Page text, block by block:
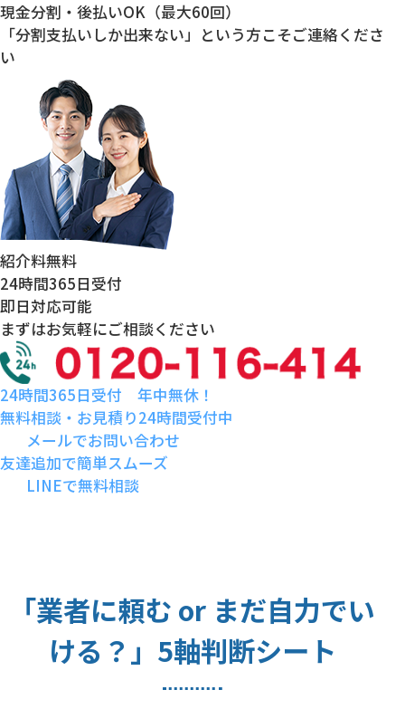
現金分割・後払いOK（最大60回）
「分割支払いしか出来ない」という方こそご連絡くださ
い
紹介料無料
24時間365日受付
即日対応可能
まずはお気軽にご相談ください
24時間365日受付 年中無休！
無料相談・お見積り24時間受付中
メールでお問い合わせ
友達追加で簡単スムーズ
LINEで無料相談
「業者に頼む or まだ自力でい
ける？」5軸判断シート